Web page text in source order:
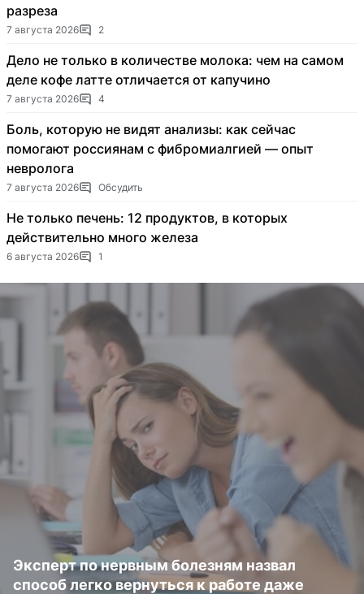
разреза
7 августа 2026 2
Дело не только в количестве молока: чем на самом
деле кофе латте отличается от капучино
7 августа 2026 4
Боль, которую не видят анализы: как сейчас
помогают россиянам с фибромиалгией — опыт
невролога
7 августа 2026 Обсудить
Не только печень: 12 продуктов, в которых
действительно много железа
6 августа 2026 1
Эксперт по нервным болезням назвал
способ легко вернуться к работе даже